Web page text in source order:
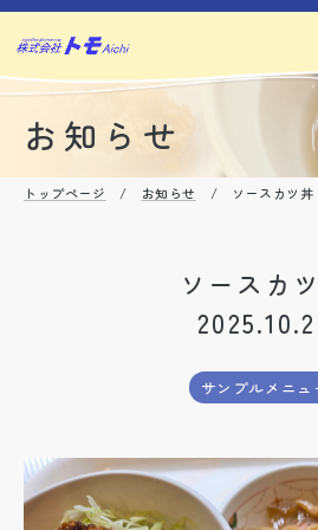
お知らせ
トップページ / お知らせ / ソースカツ丼
ソースカ
サンプルメニュ